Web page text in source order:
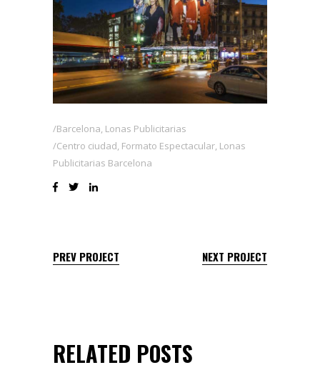
Barcelona, Lonas Publicitarias
Centro ciudad, Formato Espectacular, Lonas
Publicitarias Barcelona
PREV PROJECT NEXT PROJECT
RELATED POSTS